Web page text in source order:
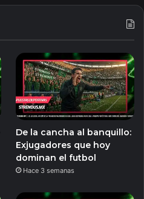
De la cancha al banquillo:
Exjugadores que hoy
dominan el futbol
Hace 3 semanas